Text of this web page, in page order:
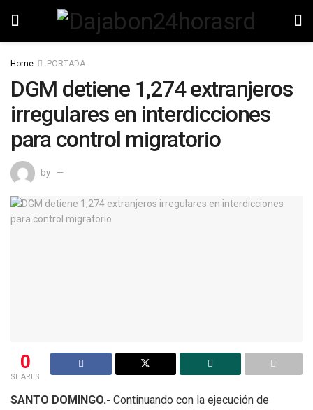
Home PORTADA
DGM detiene 1,274 extranjeros
irregulares en interdicciones
para control migratorio
by
0
SHARES
SANTO DOMINGO.- Continuando con la ejecución de